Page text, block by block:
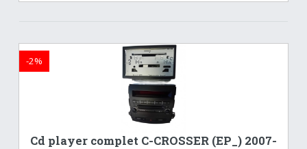
Cd player complet C-CROSSER (EP_) 2007-
-2%